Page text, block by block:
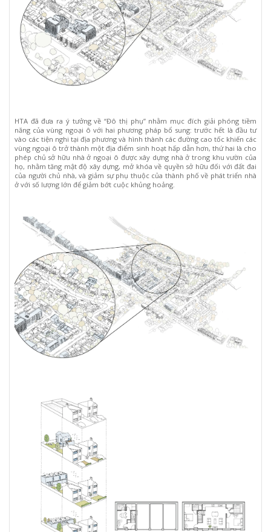
HTA đã đưa ra ý tưởng về “Đô thị phụ” nhằm mục đích giải phóng tiềm
năng của vùng ngoại ô với hai phương pháp bổ sung: trước hết là đầu tư
vào các tiện nghi tại địa phương và hình thành các đường cao tốc khiến các
vùng ngoại ô trở thành một địa điểm sinh hoạt hấp dẫn hơn, thứ hai là cho
phép chủ sở hữu nhà ở ngoại ô được xây dựng nhà ở trong khu vườn của
họ, nhằm tăng mật độ xây dựng, mở khóa về quyền sở hữu đối với đất đai
của người chủ nhà, và giảm sự phụ thuộc của thành phố về phát triển nhà
ở với số lượng lớn để giảm bớt cuộc khủng hoảng.